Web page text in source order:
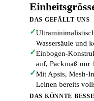
DAS GEFÄLLT UNS
✓
Wassersäule und
✓Einbogen-
auf, Packmaß nur
✓Mit Apsis, Mesh-
Leinen bereits
DAS KÖNNTE